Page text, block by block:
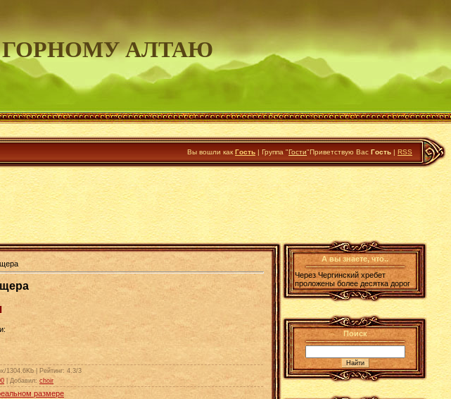
АЛТАЮ
Вы вошли как Гость | Группа "Гости"Приветствую Вас Гость | RSS
1304.6Kb | Рейтинг: 4.3/3
Добавил: choir
размере
А вы знаете, что..
Через Чергинский хребет
проложены более десятка дорог
Поиск